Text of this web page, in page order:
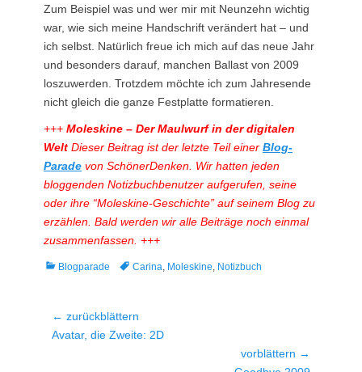
Zum Beispiel was und wer mir mit Neunzehn wichtig
war, wie sich meine Handschrift verändert hat – und
ich selbst. Natürlich freue ich mich auf das neue Jahr
und besonders darauf, manchen Ballast von 2009
loszuwerden. Trotzdem möchte ich zum Jahresende
nicht gleich die ganze Festplatte formatieren.
+++ Moleskine – Der Maulwurf in der digitalen
Welt Dieser Beitrag ist der letzte Teil einer Blog-
Parade von SchönerDenken. Wir hatten jeden
bloggenden Notizbuchbenutzer aufgerufen, seine
oder ihre “Moleskine-Geschichte” auf seinem Blog zu
erzählen. Bald werden wir alle Beiträge noch einmal
zusammenfassen. +++
Kategorien
Blogparade TagsCarina, Moleskine, Notizbuch
Beitragsnavigation
← zurückblättern
Vorheriger
Avatar, die Zweite: 2D
vorblättern →